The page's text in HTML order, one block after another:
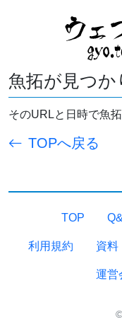
魚拓が見つか
そのURLと日時で魚
TOPへ戻る
TOP
利用規約 資料
運営